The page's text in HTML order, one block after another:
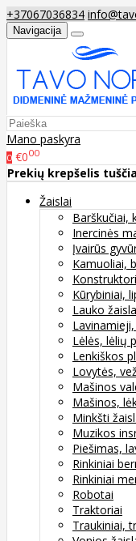
+37067036834
Navigacija
Mano paskyra
0 €000
Prekių krepšelis
Žaislai
Barškučiai,
Inercinės
Įvairūs
Kamuoliai,
Kūrybiniai,
Lauko
Lėlės, lėlių
Lenkiškos
Lovytės,
Mašinos
Mašinos,
Minkšti
Muzikos
Piešimas,
Rinkiniai
Rinkiniai
Robotai
Traktoriai
Traukiniai,